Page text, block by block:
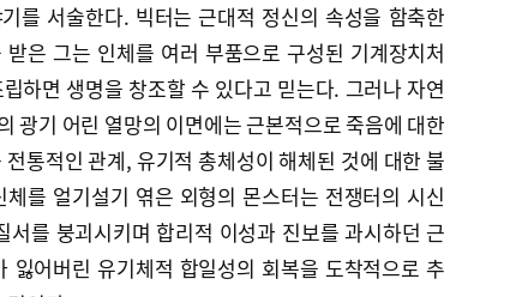
를 서술한다. 빅터는 근대적 정신의 속성을 함축한
은 그는 인체를 여러 부품으로 구성된 기계장치처
하면 생명을 창조할 수 있다고 믿는다. 그러나 자연
광기 어린 열망의 이면에는 근본적으로 죽음에 대한
통적인 관계, 유기적 총체성이 해체된 것에 대한 불
를 얼기설기 엮은 외형의 몬스터는 전쟁터의 시신
를 붕괴시키며 합리적 이성과 진보를 과시하던 근
잃어버린 유기체적 합일성의 회복을 도착적으로 추